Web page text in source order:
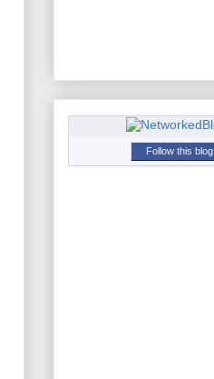
Follow this blog